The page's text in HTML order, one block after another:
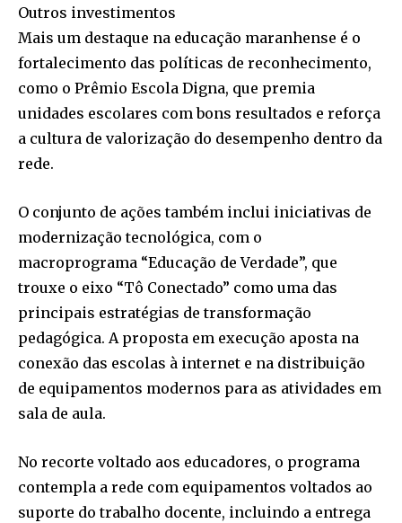
Outros investimentos
Mais um destaque na educação maranhense é o
fortalecimento das políticas de reconhecimento,
como o Prêmio Escola Digna, que premia
unidades escolares com bons resultados e reforça
a cultura de valorização do desempenho dentro da
rede.
O conjunto de ações também inclui iniciativas de
modernização tecnológica, com o
macroprograma “Educação de Verdade”, que
trouxe o eixo “Tô Conectado” como uma das
principais estratégias de transformação
pedagógica. A proposta em execução aposta na
conexão das escolas à internet e na distribuição
de equipamentos modernos para as atividades em
sala de aula.
No recorte voltado aos educadores, o programa
contempla a rede com equipamentos voltados ao
suporte do trabalho docente, incluindo a entrega